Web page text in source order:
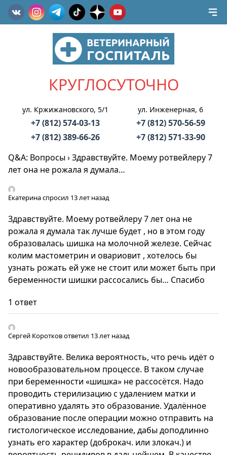
КРУГЛОСУТОЧНО
ул. Кржижановского, 5/1
+7 (812) 574-03-13
+7 (812) 389-66-26
ул. Инженерная, 6
+7 (812) 570-56-59
+7 (812) 571-33-90
Q&A: Вопросы›Здравствуйте. Моему ротвейлеру 7
лет она не рожала я думала…
Екатеринаспросил 13 лет назад
Здравствуйте. Моему ротвейлеру 7 лет она не
рожала я думала так лучше будет , но в этом году
образовалась шишка на молочной железе. Сейчас
колим мастометрин и овариовит , хотелось бы
узнать рожать ей уже не стоит или может быть при
беременности шишки рассосались бы… Спасибо
1 ответ
Сергей Коротковответил 13 лет назад
Здравствуйте. Велика вероятность, что речь идёт о
новообразовательном процессе. В таком случае
при беременности «шишка» не рассосётся. Надо
проводить стерилизацию с удалением матки и
оперативно удалять это образование. Удалённое
образование после операции можно отправить на
гистологическое исследование, дабы доподлинно
узнать его характер (доброкач. или злокач.) и